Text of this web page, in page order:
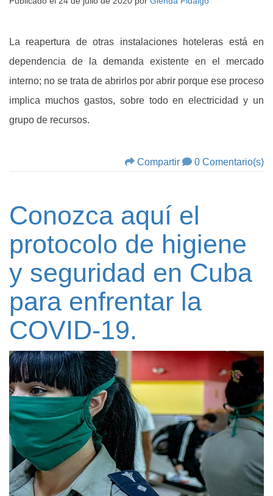
La reapertura de otras instalaciones hoteleras está en
dependencia de la demanda existente en el mercado
interno; no se trata de abrirlos por abrir porque ese proceso
implica muchos gastos, sobre todo en electricidad y un
grupo de recursos.
Compartir 0 Comentario(s)
Conozca aquí el
protocolo de higiene
y seguridad en Cuba
para enfrentar la
COVID-19.